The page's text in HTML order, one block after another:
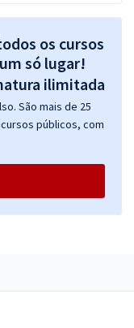
os cursos
só lugar!
São mais de 25
públicos, com